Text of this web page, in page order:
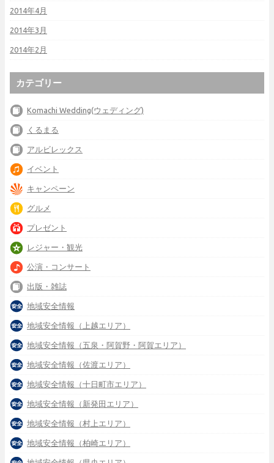
2014年4月
2014年3月
2014年2月
カテゴリー
Komachi Wedding(ウェディング)
くるまる
アルビレックス
イベント
キャンペーン
グルメ
プレゼント
レジャー・観光
公演・コンサート
出版・雑誌
地域安全情報
地域安全情報（上越エリア）
地域安全情報（五泉・阿賀野・阿賀エリア）
地域安全情報（佐渡エリア）
地域安全情報（十日町市エリア）
地域安全情報（新発田エリア）
地域安全情報（村上エリア）
地域安全情報（柏崎エリア）